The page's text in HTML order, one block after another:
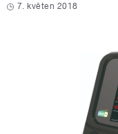
7. květen 2018